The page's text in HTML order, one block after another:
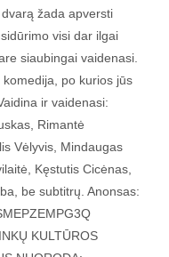
žada apversti
visi dar ilgai
siaubingai vaidenasi.
po kurios jūs
ir vaidenasi:
Rimantė
Vėlyvis, Mindaugas
Kęstutis Cicėnas,
be subtitrų. Anonsas:
KULTŪROS